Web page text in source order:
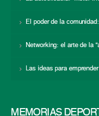
El poder de la
Networking: el arte de la
Las ideas para
MEMORIAS